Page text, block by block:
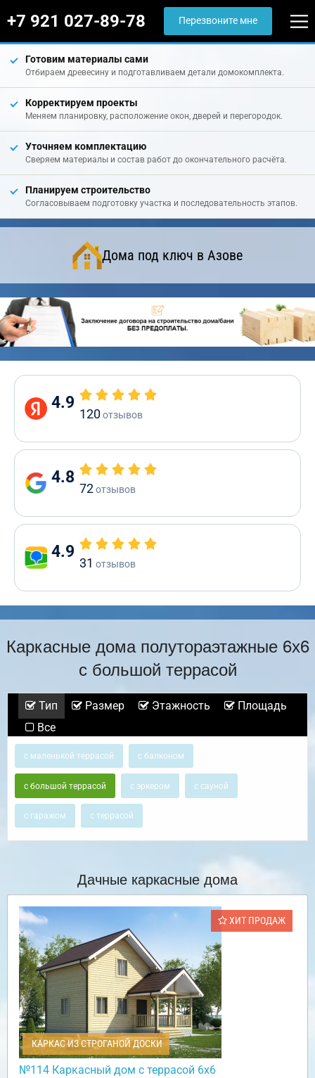
+7 921 027-89-78 Перезвоните мне
Готовим материалы сами
Отбираем древесину и подготавливаем детали домокомплекта.
Корректируем проекты
Меняем планировку, расположение окон, дверей и перегородок.
Уточняем комплектацию
Сверяем материалы и состав работ до окончательного расчёта.
Планируем строительство
Согласовываем подготовку участка и последовательность этапов.
Дома под ключ в Азове
4.9
120отзывов
4.8
72отзывов
4.9
31 отзывов
Каркасные дома полутораэтажные 6х6
с большой террасой
Тип Размер Этажность
Площадь
Все
с маленькой террасой с балконом
с большой террасой с эркером с сауной
с гаражом с террасой
Дачные каркасные дома
ХИТ ПРОДАЖ
КАРКАС ИЗ СТРОГАНОЙ ДОСКИ
№114 Каркасный дом с террасой 6х6